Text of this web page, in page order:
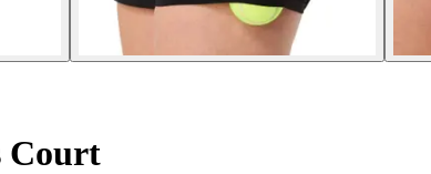
Court